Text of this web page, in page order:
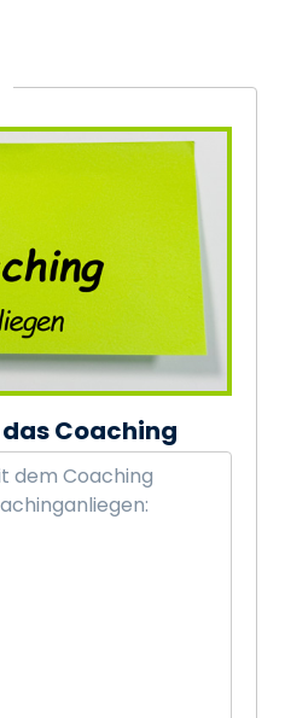
Coaching